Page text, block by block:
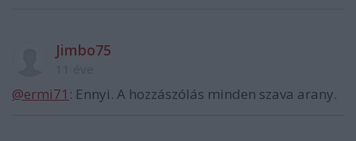
Jimbo75
@ermi71 : Ennyi. A hozzászólás minden szava arany.